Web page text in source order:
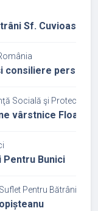
Sf. Cuvioasa
consiliere
Socială şi Protecţia
vârstnice Floare
Pentru Bunici
Pentru Bătrâni